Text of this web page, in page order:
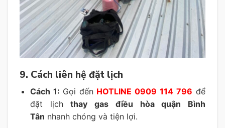
9. Cách liên hệ đặt lịch
Cách 1: Gọi đến HOTLINE 0909 114 796 để
đặt lịchthay gas điều hòa quận Bình
Tân nhanh chóng và tiện lợi.